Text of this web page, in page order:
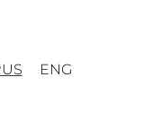
ENG